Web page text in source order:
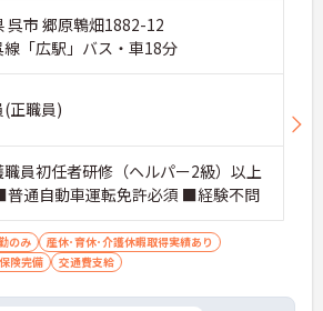
呉市 郷原鵯畑1882-12
線「広駅」バス・車18分
(正職員)
員初任者研修（ヘルパー2級）以上
通自動車運転免許必須 ■経験不問
のみ
産休･育休･介護休暇取得実績あり
険完備 交通費支給